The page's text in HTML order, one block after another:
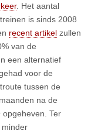
. Het aantal
is sinds 2008
recent artikel zullen
van de
een alternatief
voor de
tussen de
na de
Ter
minder